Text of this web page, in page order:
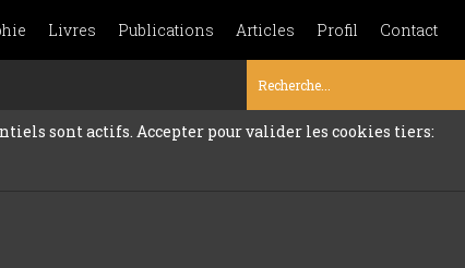
Livres Publications Articles Profil Contact
sont actifs. Accepter pour valider les cookies tiers: